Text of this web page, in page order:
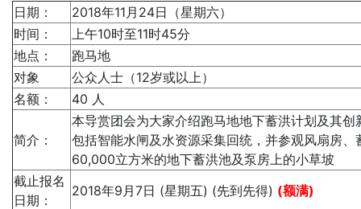
日期：
2018年11月24日（星期六）
时间：
上午10时至11时45分
地点：
跑马地
对象
公众人士（12岁或以上）
名额：
40 人
简介：
本导赏团会为大家介绍跑马地地下蓄洪计划及其创
包括智能水闸及水资源采集回统，并参观风扇房、
60,000立方米的地下蓄洪池及泵房上的小草坡
截止报名
日期：
2018年9月7日 (星期五) (先到先得) (额满)